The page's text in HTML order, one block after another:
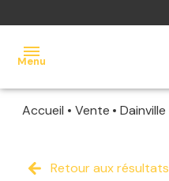
Menu
acheter
Accueil Vente Dainville
Retour aux résultats